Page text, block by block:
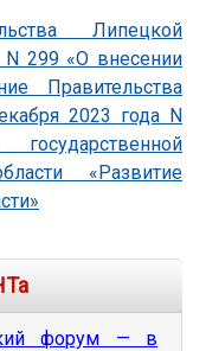
Липецкой
299 «О внесении
Правительства
2023 года N
«Развитие
форум — в